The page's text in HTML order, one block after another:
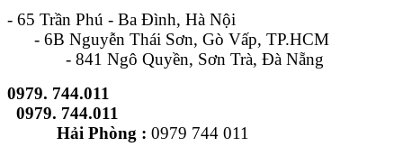
- 65 Trần Phú - Ba Đình, Hà Nội
- 6B Nguyễn Thái Sơn, Gò Vấp, TP.HCM
- 841 Ngô Quyền, Sơn Trà, Đà Nẵng
0979. 744.011
0979. 744.011
Hải Phòng : 0979 744 011